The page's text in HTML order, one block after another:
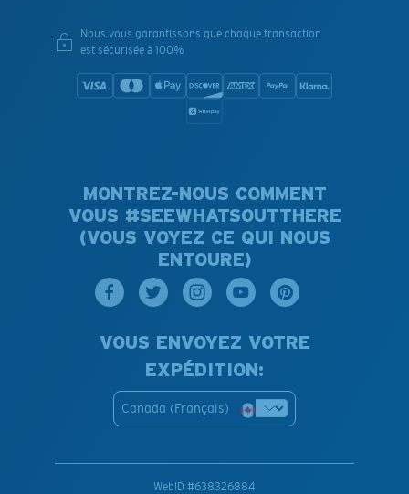
Nous vous garantissons que chaque transaction
est sécurisée à 100%
MONTREZ-NOUS COMMENT
VOUS #SEEWHATSOUTTHERE
(VOUS VOYEZ CE QUI NOUS
ENTOURE)
VOUS ENVOYEZ VOTRE
EXPÉDITION:
Canada (Français)
WebID #638326884